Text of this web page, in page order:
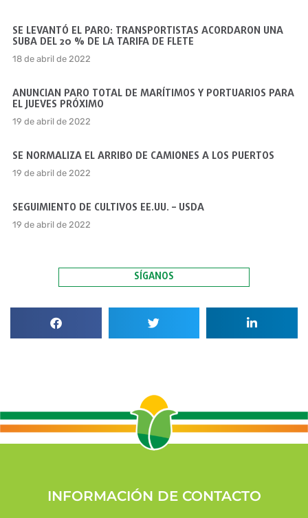
SE LEVANTÓ EL PARO: TRANSPORTISTAS ACORDARON UNA
SUBA DEL 20 % DE LA TARIFA DE FLETE
18 de abril de 2022
ANUNCIAN PARO TOTAL DE MARÍTIMOS Y PORTUARIOS PARA
EL JUEVES PRÓXIMO
19 de abril de 2022
SE NORMALIZA EL ARRIBO DE CAMIONES A LOS PUERTOS
19 de abril de 2022
SEGUIMIENTO DE CULTIVOS EE.UU. – USDA
19 de abril de 2022
SÍGANOS
INFORMACIÓN DE CONTACTO